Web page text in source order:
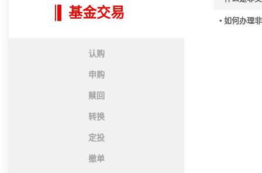
基金交易
认购
申购
赎回
转换
定投
撤单
▪ 如何办理